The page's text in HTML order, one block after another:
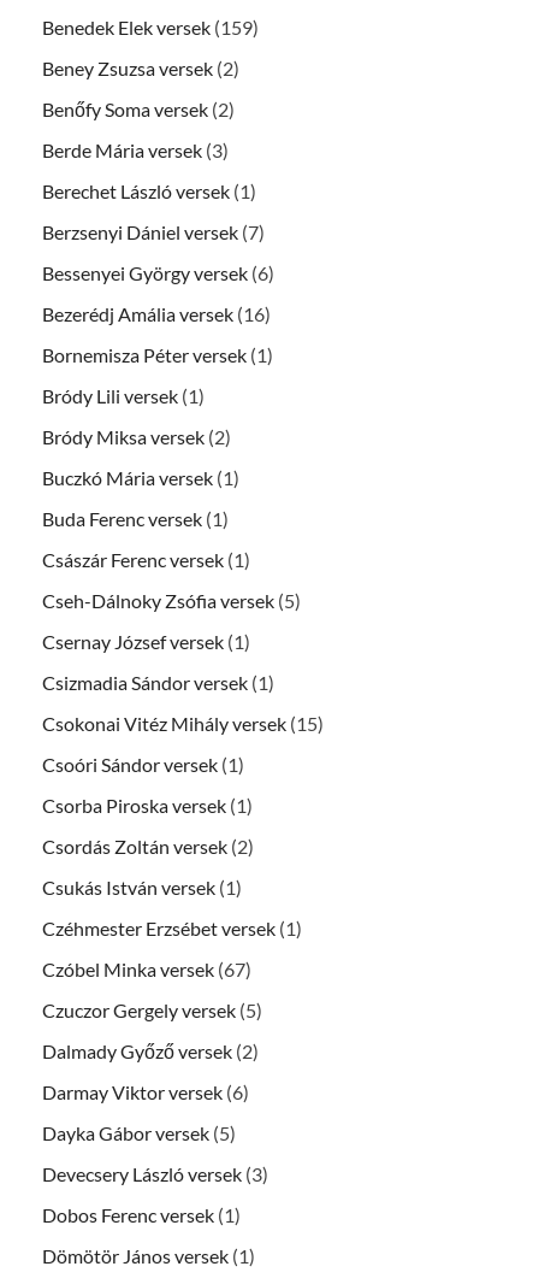
Benedek Elek versek (159)
Beney Zsuzsa versek (2)
Benőfy Soma versek (2)
Berde Mária versek (3)
Berechet László versek (1)
Berzsenyi Dániel versek (7)
Bessenyei György versek (6)
Bezerédj Amália versek (16)
Bornemisza Péter versek (1)
Bródy Lili versek (1)
Bródy Miksa versek (2)
Buczkó Mária versek (1)
Buda Ferenc versek (1)
Császár Ferenc versek (1)
Cseh-Dálnoky Zsófia versek (5)
Csernay József versek (1)
Csizmadia Sándor versek (1)
Csokonai Vitéz Mihály versek (15)
Csoóri Sándor versek (1)
Csorba Piroska versek (1)
Csordás Zoltán versek (2)
Csukás István versek (1)
Czéhmester Erzsébet versek (1)
Czóbel Minka versek (67)
Czuczor Gergely versek (5)
Dalmady Győző versek (2)
Darmay Viktor versek (6)
Dayka Gábor versek (5)
Devecsery László versek (3)
Dobos Ferenc versek (1)
Dömötör János versek (1)